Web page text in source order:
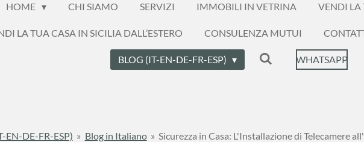
HOME CHI SIAMO SERVIZI IMMOBILI IN VETRINA VENDI LA
LA TUA CASA IN SICILIA DALL’ESTERO CONSULENZA MUTUI
BLOG (IT-EN-DE-FR-ESP) WHATSAPP
EN-DE-FR-ESP) » Blog in Italiano » Sicurezza in Casa: L'Installazione di Telecamere